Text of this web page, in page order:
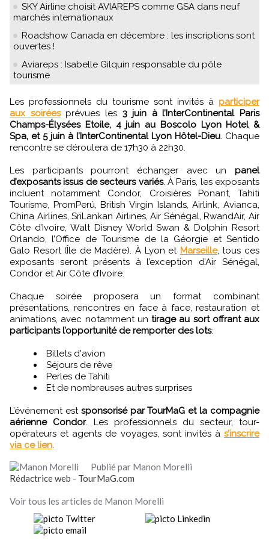
SKY Airline choisit AVIAREPS comme GSA dans neuf
marchés internationaux
Roadshow Canada en décembre : les inscriptions sont
ouvertes !
Aviareps : Isabelle Gilquin responsable du pôle
tourisme
Les professionnels du tourisme sont invités à participer
aux soiréesprévues les 3 juin à l’InterContinental Paris
Champs-Élysées Etoile, 4 juin au Boscolo Lyon Hotel &
Spa, et 5 juin à l’InterContinental Lyon Hôtel-Dieu. Chaque
rencontre se déroulera de 17h30 à 22h30.
Les participants pourront échanger avec un panel
d’exposants issus de secteurs variés. À Paris, les exposants
incluent notamment Condor, Croisières Ponant, Tahiti
Tourisme, PromPerú, British Virgin Islands, Airlink, Avianca,
China Airlines, SriLankan Airlines, Air Sénégal, RwandAir, Air
Côte d’Ivoire, Walt Disney World Swan & Dolphin Resort
Orlando, l’Office de Tourisme de la Géorgie et Sentido
Galo Resort (Île de Madère). À Lyon et Marseille, tous ces
exposants seront présents à l’exception d’Air Sénégal,
Condor et Air Côte d’Ivoire.
Chaque soirée proposera un format combinant
présentations, rencontres en face à face, restauration et
animations, avec notamment un tirage au sort offrant aux
participants l’opportunité de remporter des lots:
Billets d'avion
Séjours de rêve
Perles de Tahiti
Et de nombreuses autres surprises
L’événement est sponsorisé par TourMaG et la compagnie
aérienne Condor. Les professionnels du secteur, tour-
opérateurs et agents de voyages, sont invités à s’inscrire
via ce lien.
Publié par Manon Morelli
Rédactrice web - TourMaG.com
Voir tous les articles de Manon Morelli